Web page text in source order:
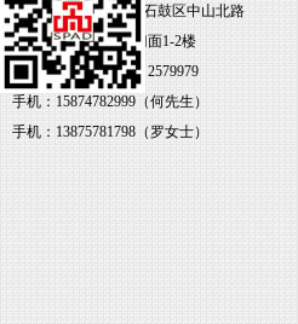
地址：湖南省衡阳市石鼓区中山北路
79号雁北大厦3-4号门面1-2楼
电话：0734-8469338 2579979
手机：15874782999（何先生）
手机：13875781798（罗女士）